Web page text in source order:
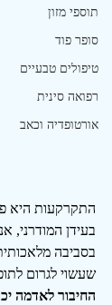
תוספי מזון
סופר פוד
טיפולים טבעיים
רפואה סינית
אורטופדיה וכאב
התקרקעות היא
בעידן המודרני,
בסביבה
שעשוי לגרום
החיבור לאדמה